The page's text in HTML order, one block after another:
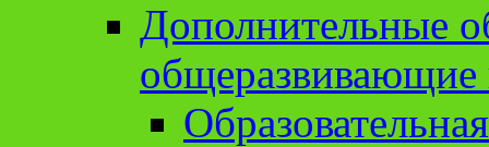
Дополнительные